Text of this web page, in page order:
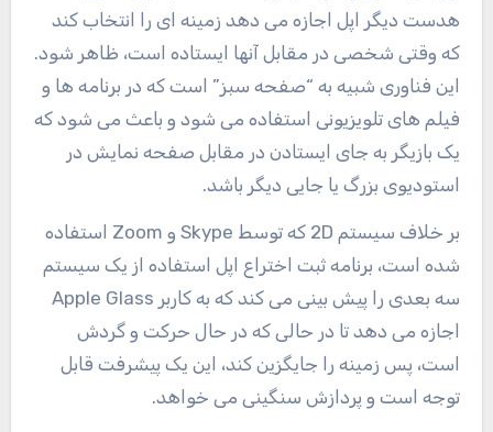
هدست دیگر اپل اجازه می دهد زمینه ای را انتخاب کند
که وقتی شخصی در مقابل آنها ایستاده است، ظاهر شود.
این فناوری شبیه به “صفحه سبز” است که در برنامه ها و
فیلم های تلویزیونی استفاده می شود و باعث می شود که
یک بازیگر به جای ایستادن در مقابل صفحه نمایش در
استودیوی بزرگ یا جایی دیگر باشد.
بر خلاف سیستم 2D که توسط Skype و Zoom استفاده
شده است، برنامه ثبت اختراع اپل استفاده از یک سیستم
سه بعدی را پیش بینی می کند که به کاربر Apple Glass
اجازه می دهد تا در حالی که در حال حرکت و گردش
است، پس زمینه را جایگزین کند، این یک پیشرفت قابل
توجه است و پردازش سنگینی می خواهد.